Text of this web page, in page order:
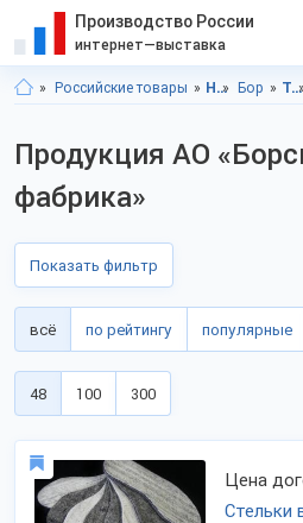
Производство России
интернет—выставка
Российские товары Нижегородская область Бор Текстиль
Продукция АО
фабрика»
Показать фильтр
всё по рейтингу популярные
48 100 300
Цена
Стельки